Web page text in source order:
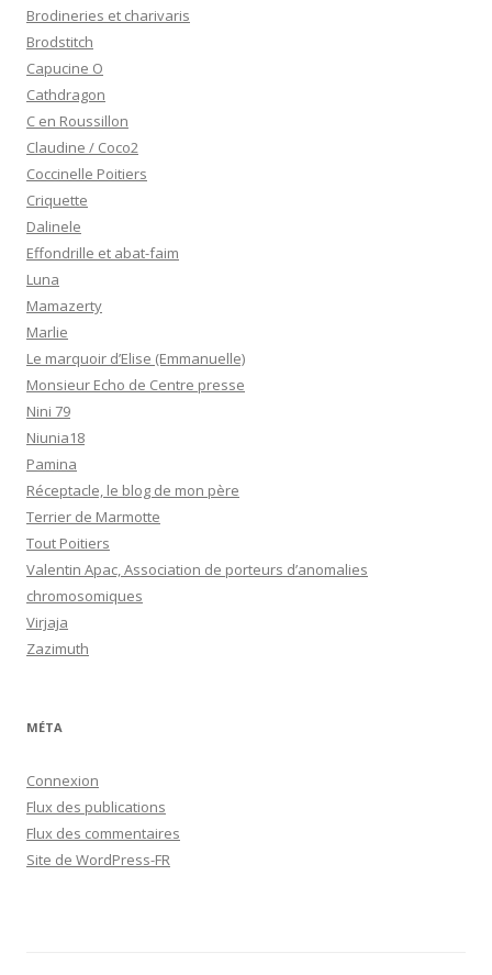
Brodineries et charivaris
Brodstitch
Capucine O
Cathdragon
C en Roussillon
Claudine / Coco2
Coccinelle Poitiers
Criquette
Dalinele
Effondrille et abat-faim
Luna
Mamazerty
Marlie
Le marquoir d’Elise (Emmanuelle)
Monsieur Echo de Centre presse
Nini 79
Niunia18
Pamina
Réceptacle, le blog de mon père
Terrier de Marmotte
Tout Poitiers
Valentin Apac, Association de porteurs d’anomalies
chromosomiques
Virjaja
Zazimuth
MÉTA
Connexion
Flux des publications
Flux des commentaires
Site de WordPress-FR